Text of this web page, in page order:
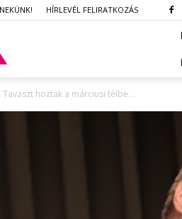
HÍRLEVÉL FELIRATKOZÁS
Tavaszt hoztak a márciusi télbe…